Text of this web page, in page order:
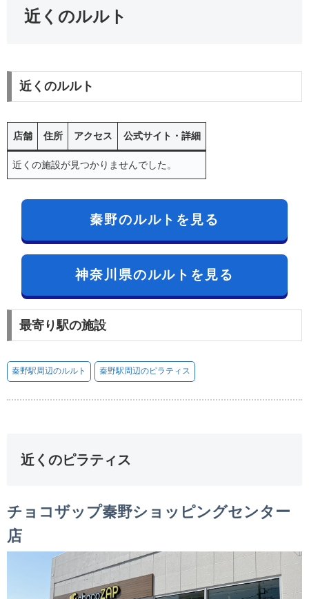
近くのルルト
近くのルルト
店舗 住所 アクセス 公式サイト・詳細
近くの施設が見つかりませんでした。
秦野のルルトを見る
神奈川県のルルトを見る
最寄り駅の施設
秦野駅周辺のルルト 秦野駅周辺のピラティス
近くのピラティス
チョコザップ秦野ショッピングセンター
店